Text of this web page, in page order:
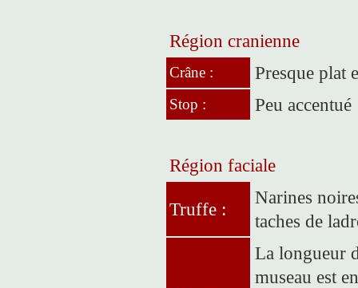
Région cranienne
Crâne : Presque plat
Stop : Peu accentué
Région faciale
Truffe :
Narines
taches de
La longueur
museau est